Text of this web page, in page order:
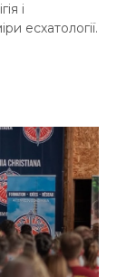
і
есхатології.